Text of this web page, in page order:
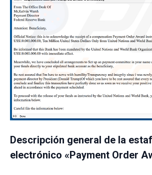
Descripción general de la
electrónico «Payment Order